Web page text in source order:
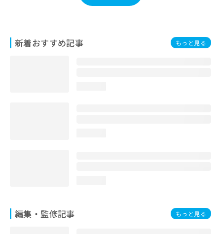
新着おすすめ記事 もっと見る
編集・監修記事 もっと見る
わ